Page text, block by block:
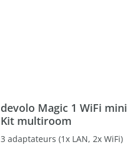
devolo Magic 1 WiFi mini
Kit multiroom
3 adaptateurs (1x LAN, 2x WiFi)